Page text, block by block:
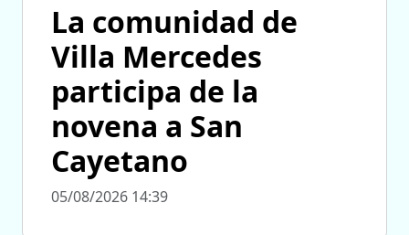
La comunidad de
Villa Mercedes
participa de la
novena a San
Cayetano
05/08/2026 14:39